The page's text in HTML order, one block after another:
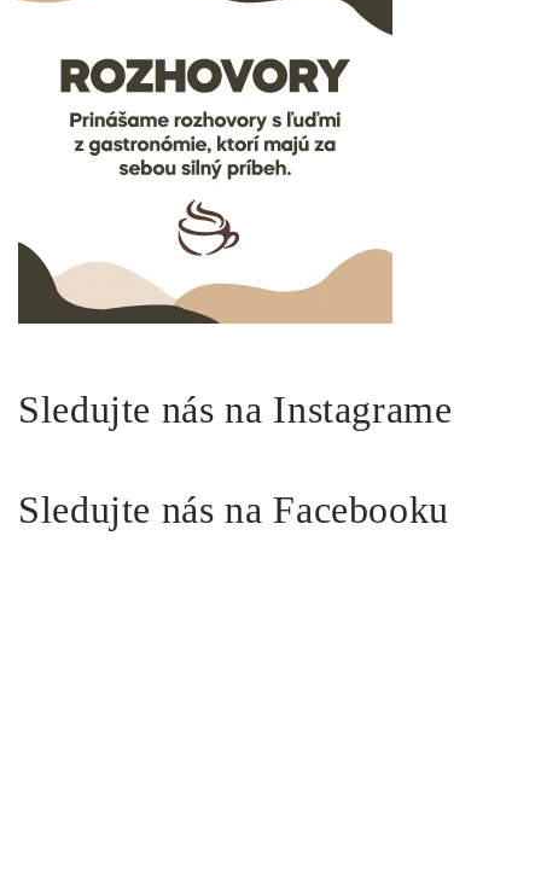
Sledujte nás na Instagrame
Sledujte nás na Facebooku